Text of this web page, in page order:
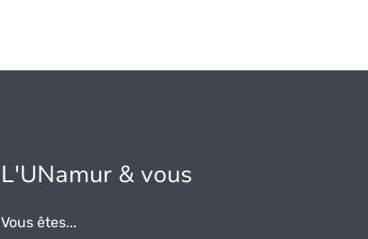
L'UNamur & vous
Vous êtes...